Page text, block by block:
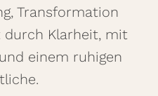
Transformation
durch Klarheit, mit
einem ruhigen